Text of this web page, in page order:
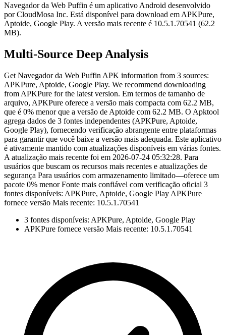
Navegador da Web Puffin é um aplicativo Android desenvolvido
por CloudMosa Inc. Está disponível para download em APKPure,
Aptoide, Google Play. A versão mais recente é 10.5.1.70541 (62.2
MB).
Multi-Source Deep Analysis
Get Navegador da Web Puffin APK information from 3 sources:
APKPure, Aptoide, Google Play. We recommend downloading
from APKPure for the latest version. Em termos de tamanho de
arquivo, APKPure oferece a versão mais compacta com 62.2 MB,
que é 0% menor que a versão de Aptoide com 62.2 MB. O Apktool
agrega dados de 3 fontes independentes (APKPure, Aptoide,
Google Play), fornecendo verificação abrangente entre plataformas
para garantir que você baixe a versão mais adequada. Este aplicativo
é ativamente mantido com atualizações disponíveis em várias fontes.
A atualização mais recente foi em 2026-07-24 05:32:28. Para
usuários que buscam os recursos mais recentes e atualizações de
segurança Para usuários com armazenamento limitado—oferece um
pacote 0% menor Fonte mais confiável com verificação oficial 3
fontes disponíveis: APKPure, Aptoide, Google Play APKPure
fornece versão Mais recente: 10.5.1.70541
3 fontes disponíveis: APKPure, Aptoide, Google Play
APKPure fornece versão Mais recente: 10.5.1.70541